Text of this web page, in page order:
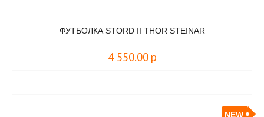
ФУТБОЛКА STORD II THOR STEINAR
4 550.00 р
NEW